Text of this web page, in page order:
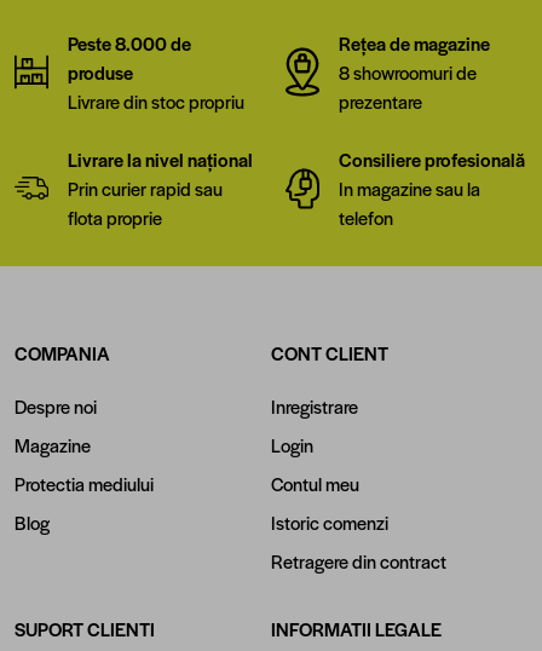
Peste 8.000 de
produse
Livrare din stoc propriu
Rețea de magazine
8 showroomuri de
prezentare
Livrare la nivel național
Prin curier rapid sau
flota proprie
Consiliere profesională
In magazine sau la
telefon
COMPANIA
Despre noi
Magazine
Protectia mediului
Blog
CONT CLIENT
Inregistrare
Login
Contul meu
Istoric comenzi
Retragere din contract
SUPORT CLIENTI
INFORMATII LEGALE